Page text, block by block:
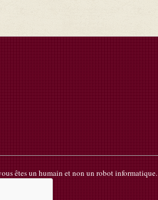
êtes un humain et non un robot informatique.